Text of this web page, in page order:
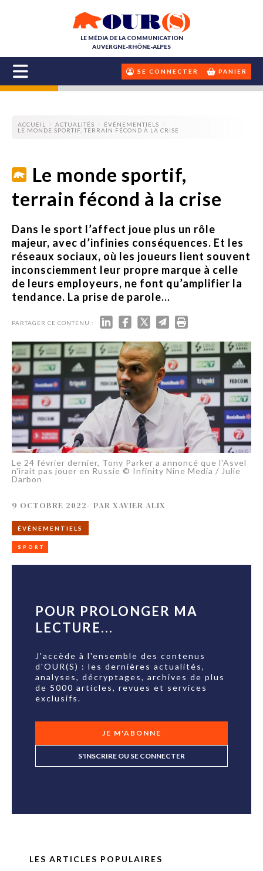
LE MÉDIA DE LA COMMUNICATION
AUVERGNE-RHÔNE-ALPES
SE CONNECTER PANIER
ACCUEIL ACTUALITÉS
ÉVÉNEMENTIELS
LE MONDE SPORTIF, TERRAIN FÉCOND À LA CRISE
Le monde sportif,
terrain fécond à la crise
Dans le sport l’affect joue plus un rôle
majeur, avec d’infinies conséquences. Et les
réseaux sociaux, où les joueurs lient souvent
inconsciemment leur propre marque à celle
de leurs employeurs, ne font qu’amplifier la
tendance. La prise de parole...
PARTAGER CE CONTENU :
Le 24 février dernier, Tony Parker a annoncé que l'Asvel
n'irait pas jouer en Russie © Infinity Nine Media / Julie
Darbon
9 OCTOBRE 2022- PAR XAVIER ALIX
ÉVÉNEMENTIELS
SPORT
POUR PROLONGER MA
LECTURE...
J'accède à l'ensemble des contenus
d'OUR(S) : les dernières actualités,
analyses, décryptages, archives de plus
de 5000 articles, revues et services
exclusifs.
JE M'ABONNE
S'INSCRIRE OU SE CONNECTER
LES ARTICLES POPULAIRES